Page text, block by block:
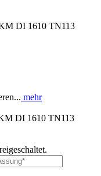
DI 1610 TN113
mehr
DI 1610 TN113